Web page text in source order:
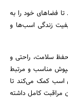
فضاهای خود را به
زندگی اسب‌ها و
سلامت، راحتی و
مناسب و مرتبط
اسب کمک می‌کند تا
مراقبت کامل داشته